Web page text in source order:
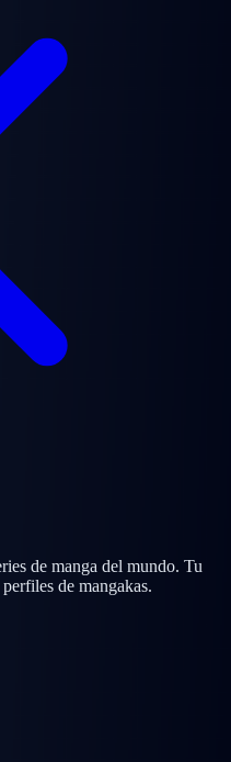
de manga del mundo. Tu
de mangakas.